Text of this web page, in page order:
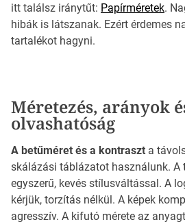
itt találsz iránytűt: Papírméretek.
hibák is látszanak. Ezért érdemes
tartalékot hagyni.
Méretezés, arányok
olvashatóság
A betűméret és a kontraszt a
skálázási táblázatot használunk. A
egyszerű, kevés stílusváltással. A
kérjük, torzítás nélkül. A képek
agresszív. A kifutó mérete az